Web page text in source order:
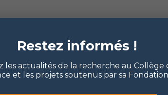
Restez informés !
les actualités de la recherche au Collège
et les projets soutenus par sa